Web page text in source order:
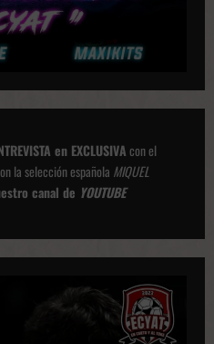
en EXCLUSIVAcon el
la selección española MIQUEL
canal de YOUTUBE